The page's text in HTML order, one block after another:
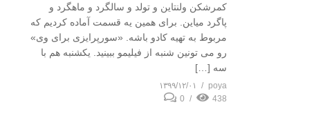
کمرشکن ولنتاین و تولد و سالگرد و ماهگرد و
پاگرد میاین. برای همین یه قسمت آماده کردیم که
مربوط به تهیه کادو باشه. «سورپرایزی برای وی»
رو می تونین شنبه از فیلیمو ببینید. یکشنبه هم با
سه […]
poya
۱۳۹۹/۱۲/۰۱
438
0